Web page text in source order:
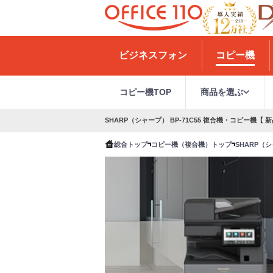
H
e
ビジネスフォン コピー機
コピー機TOP 商品を選ぶ
SHARP（シャープ） BP-71C55 複合機・コピー機【 新
総合トップ コピー機（複合機）トップ SHARP（